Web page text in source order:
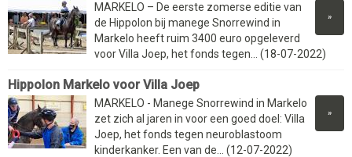
»
MARKELO – De eerste zomerse editie van
de Hippolon bij manege Snorrewind in
Markelo heeft ruim 3400 euro opgeleverd
voor Villa Joep, het fonds tegen... (18-07-2022)
Hippolon Markelo voor Villa Joep
»
MARKELO - Manege Snorrewind in Markelo
zet zich al jaren in voor een goed doel: Villa
Joep, het fonds tegen neuroblastoom
kinderkanker. Een van de... (12-07-2022)